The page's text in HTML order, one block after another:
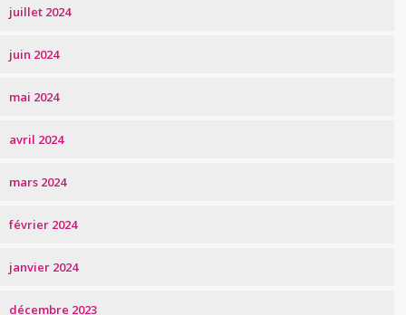
juillet 2024
juin 2024
mai 2024
avril 2024
mars 2024
février 2024
janvier 2024
décembre 2023